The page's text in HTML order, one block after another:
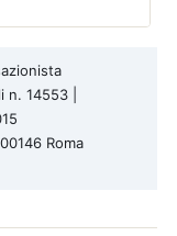
14553 |
Roma